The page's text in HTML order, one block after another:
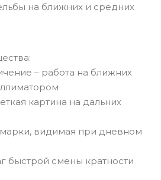
на ближних и средних
– работа на ближних
картина на дальних
видимая при дневном
быстрой смены кратности